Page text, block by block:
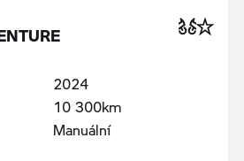
2024
10 300km
Manuální